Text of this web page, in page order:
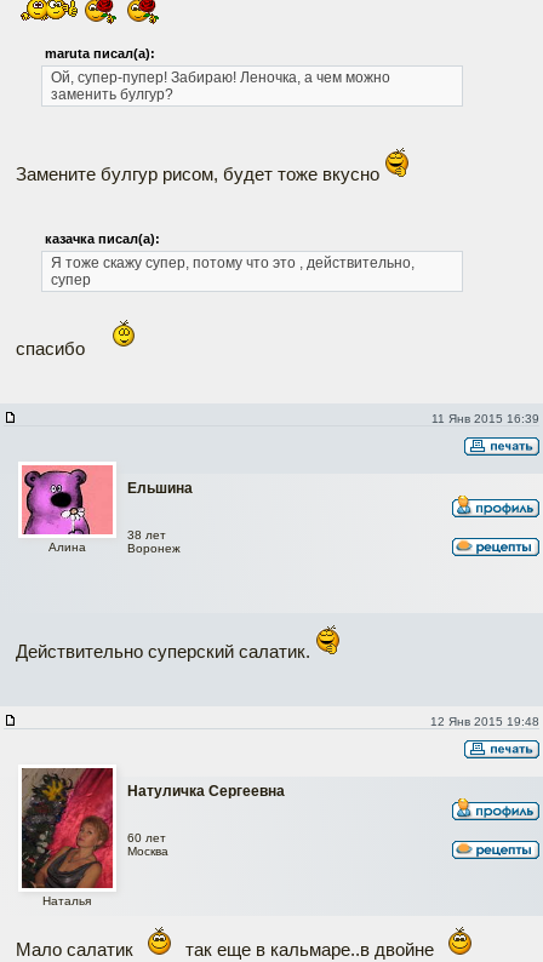
maruta писал(а):
Ой, супер-пупер! Забираю! Леночка, а чем можно
заменить булгур?
Замените булгур рисом, будет тоже вкусно
казачка писал(а):
Я тоже скажу супер, потому что это , действительно,
супер
спасибо
11 Янв 2015 16:39
Ельшина
Алина
38 лет
Воронеж
Действительно суперский салатик.
12 Янв 2015 19:48
Натуличка Сергеевна
Наталья
60 лет
Москва
Мало салатик так еще в кальмаре..в двойне